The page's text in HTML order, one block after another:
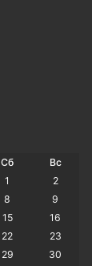
Сб
Вс
1
2
8
9
15
16
22
23
29
30